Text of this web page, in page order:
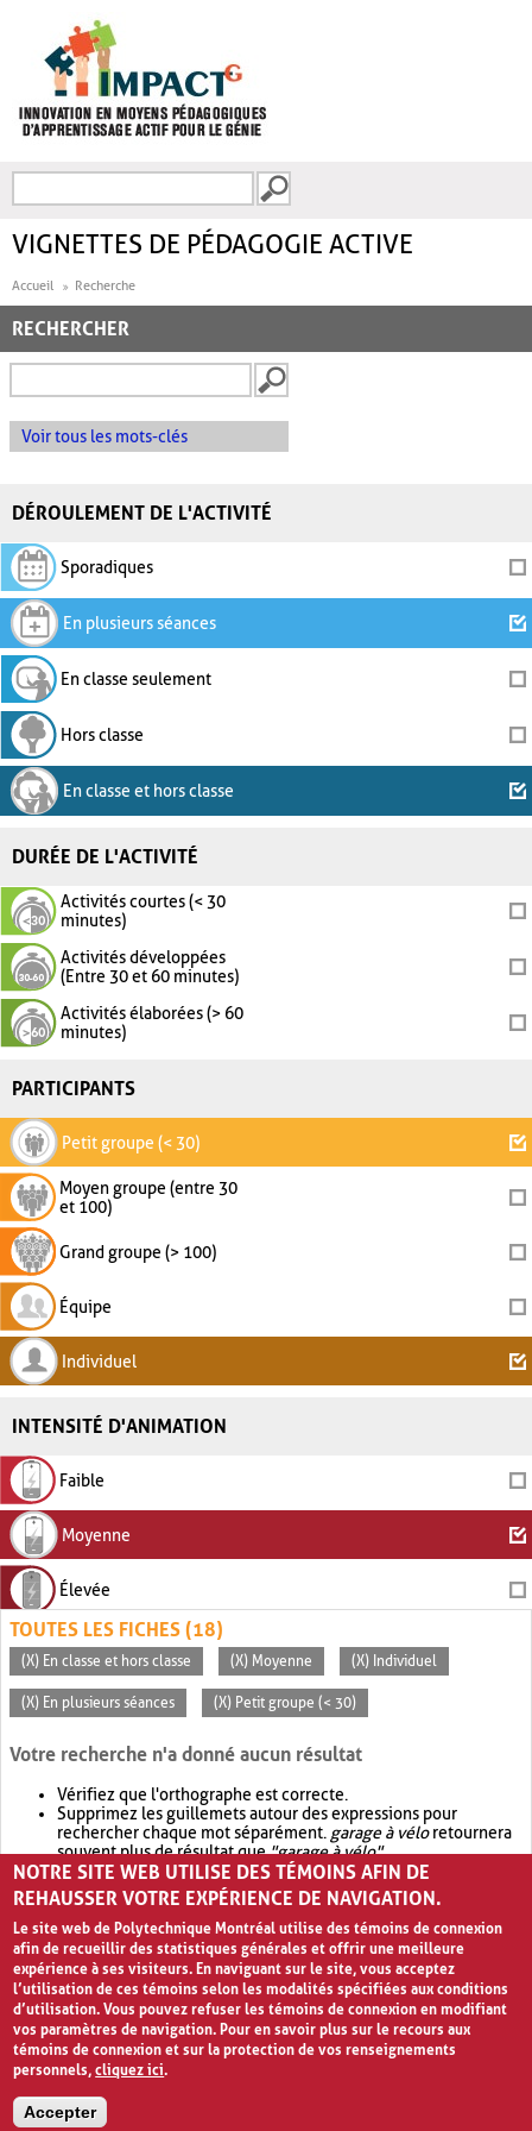
FORMULAIRE DE
VIGNETTES DE PÉDAGOGIE ACTIVE
Accueil Recherche
RECHERCHER
Voir tous les mots-clés
DÉROULEMENT DE L'ACTIVITÉ
Sporadiques
En plusieurs séances
En classe seulement
Hors classe
En classe et hors classe
DURÉE DE L'ACTIVITÉ
Activités courtes (< 30
minutes)
Activités développées
(Entre 30 et 60 minutes)
Activités élaborées (> 60
minutes)
PARTICIPANTS
Petit groupe (< 30)
Moyen groupe (entre 30
et 100)
Grand groupe (> 100)
Équipe
Individuel
INTENSITÉ D'ANIMATION
Faible
Moyenne
Élevée
TOUTES LES FICHES (18)
(X) En classe et hors classe (X) Moyenne (X) Individuel
(X) En plusieurs séances (X) Petit groupe (< 30)
Votre recherche n'a donné aucun résultat
Vérifiez que l'orthographe est correcte.
Supprimez les guillemets autour des expressions pour
rechercher chaque mot séparément. garage à véloretournera
souvent plus de résultat que"garage à vélo".
Envisagez d'élargir votre recherche avec OR.garage OR vélo
retournera souvent plus de résultat quegarage à vélo
NOTRE SITE WEB UTILISE DES TÉMOINS AFIN DE
REHAUSSER VOTRE EXPÉRIENCE DE NAVIGATION.
Le site web de Polytechnique Montréal utilise des témoins de connexion
afin de recueillir des statistiques générales et offrir une meilleure
expérience à ses visiteurs. En naviguant sur le site, vous acceptez
l’utilisation de ces témoins selon les modalités spécifiées aux conditions
d’utilisation. Vous pouvez refuser les témoins de connexion en modifiant
vos paramètres de navigation. Pour en savoir plus sur le recours aux
témoins de connexion et sur la protection de vos renseignements
personnels,cliquez ici.
Accepter